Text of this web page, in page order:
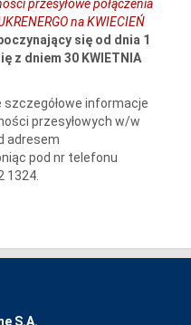
przesyłowe połączenia
na KWIECIEŃ
się od dnia 1
z dniem 30 KWIETNIA
szczegółowe informacje
przesyłowych w/w
adresem
pod nr telefonu
1324.
S.A.